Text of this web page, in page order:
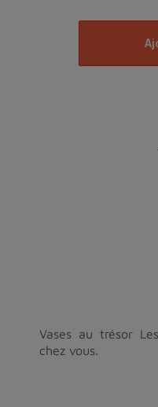
Vases au trésor
chez vous.